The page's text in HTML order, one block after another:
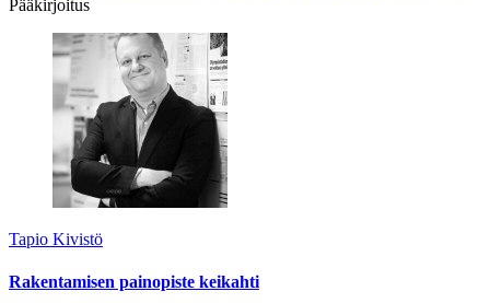
Pääkirjoitus
Tapio Kivistö
Rakentamisen painopiste keikahti